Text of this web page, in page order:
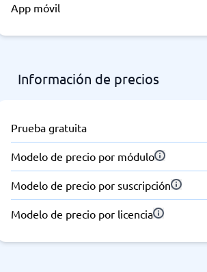
App móvil
Información de precios
Prueba gratuita
Modelo de precio por módulo
Modelo de precio por suscripción
Modelo de precio por licencia